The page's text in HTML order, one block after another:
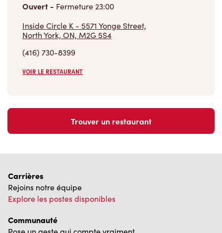
Ouvert - Fermeture23:00
Inside Circle K - 5571 Yonge Street,
North York, ON, M2G 5S4
(416) 730-8399
VOIR LE RESTAURANT
Trouver un restaurant
Carrières
Rejoins notre équipe
Explore les postes disponibles
Communauté